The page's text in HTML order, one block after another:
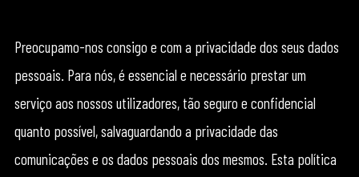
Preocupamo-nos consigo e com a privacidade dos seus dados
pessoais. Para nós, é essencial e necessário prestar um
serviço aos nossos utilizadores, tão seguro e confidencial
quanto possível, salvaguardando a privacidade das
comunicações e os dados pessoais dos mesmos. Esta política